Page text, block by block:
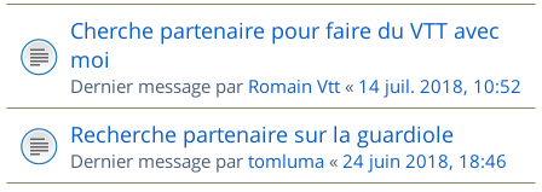
Cherche partenaire pour faire du VTT avec
moi
Dernier message par Romain Vtt « 14 juil. 2018, 10:52
Recherche partenaire sur la guardiole
Dernier message par tomluma « 24 juin 2018, 18:46